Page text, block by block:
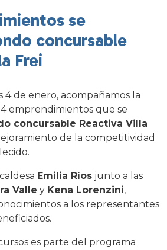
se
concursable
Frei
4 de enero, acompañamos la
emprendimientos que se
concursable Reactiva Villa
de la competitividad
Emilia Ríos junto a las
Valle y Kena Lorenzini,
a los representantes
es parte del programa